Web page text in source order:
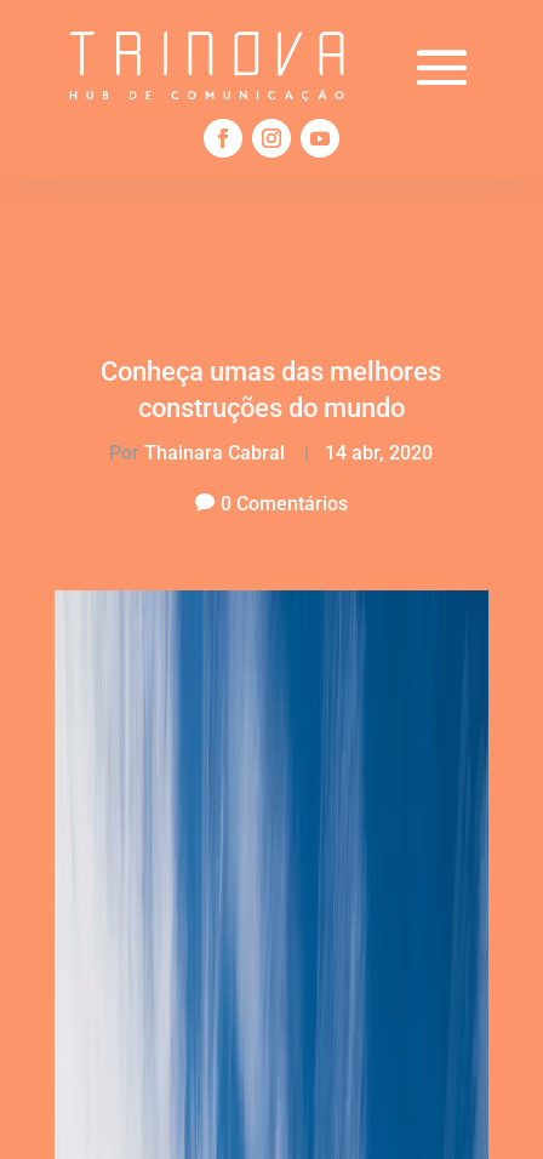
Conheça umas das melhores
construções do mundo
Por Thainara Cabral | 14 abr, 2020
0 Comentários